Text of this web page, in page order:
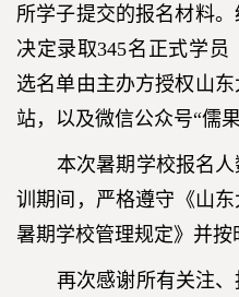
所学子提交的报名材料。
决定录取345名正式学
选名单由主办方授权山
站，以及微信公众号“儒
本次暑期学校报名
训期间，严格遵守《山
暑期学校管理规定》并按
再次感谢所有关注